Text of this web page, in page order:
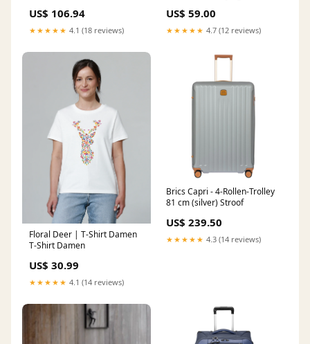
Chapter
US$ 106.94
★★★★★ 4.1 (18 reviews)
US$ 59.00
★★★★★ 4.7 (12 reviews)
Floral Deer | T-Shirt Damen
T-Shirt Damen
US$ 30.99
★★★★★ 4.1 (14 reviews)
Brics Capri - 4-Rollen-Trolley
81 cm (silver) Stroof
US$ 239.50
★★★★★ 4.3 (14 reviews)